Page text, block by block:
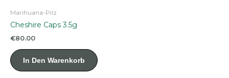
Marihuana-Pilz
Cheshire Caps 3.5g
€80.00
In Den Warenkorb